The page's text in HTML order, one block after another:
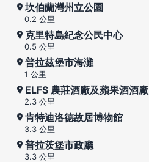
坎伯蘭灣州立公園
0.2 公里
克里特島紀念公民中心
0.5 公里
普拉茲堡市海灘
1 公里
ELFS 農莊酒廠及蘋果酒酒廠
2.3 公里
肯特迪洛德故居博物館
3.3 公里
普拉茨堡市政廳
3.3 公里